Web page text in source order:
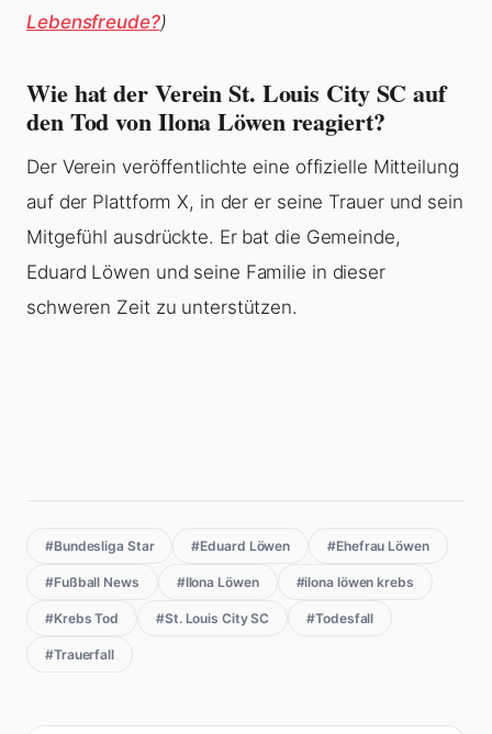
Lebensfreude?)
Wie hat der Verein St. Louis City SC auf
den Tod von Ilona Löwen reagiert?
Der Verein veröffentlichte eine offizielle Mitteilung
auf der Plattform X, in der er seine Trauer und sein
Mitgefühl ausdrückte. Er bat die Gemeinde,
Eduard Löwen und seine Familie in dieser
schweren Zeit zu unterstützen.
#Bundesliga Star #Eduard Löwen #Ehefrau Löwen
#Fußball News #Ilona Löwen #ilona löwen krebs
#Krebs Tod #St. Louis City SC #Todesfall
#Trauerfall